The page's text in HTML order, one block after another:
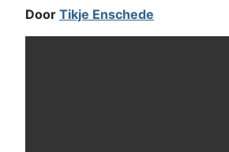
Door Tikje Enschede